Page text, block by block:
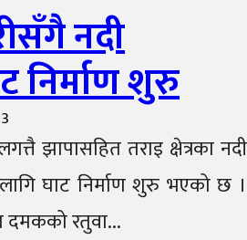
नदी
निर्माण शुरु
झापासहित तराइ क्षेत्रका नदी
घाट निर्माण शुरु भएको छ ।
दमकको रतुवा...